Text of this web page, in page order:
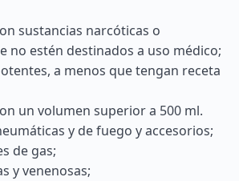
sustancias narcóticas o
no estén destinados a uso médico;
a menos que tengan receta
un volumen superior a 500 ml.
y de fuego y accesorios;
de gas;
y venenosas;